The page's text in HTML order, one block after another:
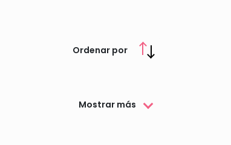
Ordenar por
Mostrar más